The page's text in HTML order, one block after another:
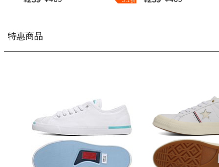
特惠商品